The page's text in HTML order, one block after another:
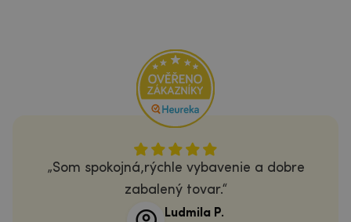
Som spokojná,rýchle vybavenie a dobre
zabalený tovar.
Ludmila P.